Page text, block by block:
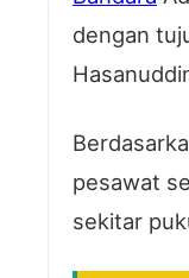
dengan
pesawat
sekitar